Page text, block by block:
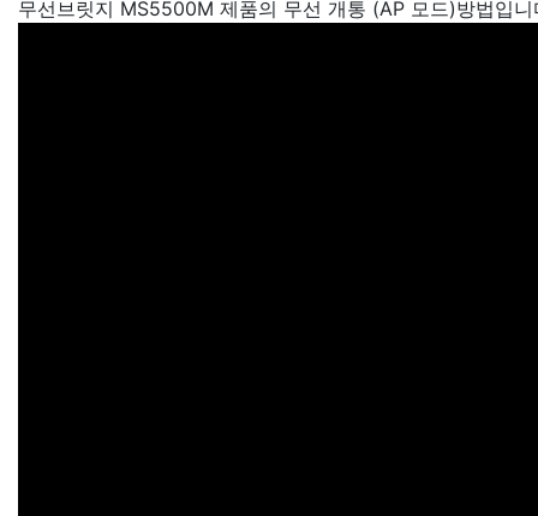
무선브릿지 MS5500M 제품의 무선 개통 (AP 모드)방법입니